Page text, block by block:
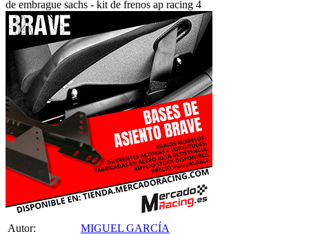
Autor:
MIGUEL GARCÍA
Publicado en:
Vehículos de Competición /